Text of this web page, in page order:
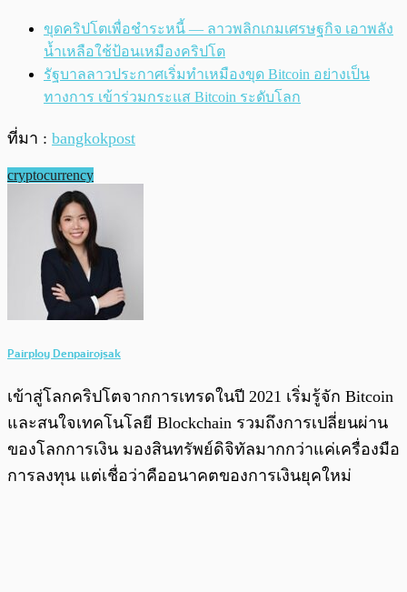
ขุดคริปโตเพื่อชำระหนี้ — ลาวพลิกเกมเศรษฐกิจ เอาพลัง
น้ำเหลือใช้ป้อนเหมืองคริปโต
รัฐบาลลาวประกาศเริ่มทำเหมืองขุด Bitcoin อย่างเป็น
ทางการ เข้าร่วมกระแส Bitcoin ระดับโลก
ที่มา : bangkokpost
cryptocurrency
Pairploy Denpairojsak
เข้าสู่โลกคริปโตจากการเทรดในปี 2021 เริ่มรู้จัก Bitcoin
และสนใจเทคโนโลยี Blockchain รวมถึงการเปลี่ยนผ่าน
ของโลกการเงิน มองสินทรัพย์ดิจิทัลมากกว่าแค่เครื่องมือ
การลงทุน แต่เชื่อว่าคืออนาคตของการเงินยุคใหม่